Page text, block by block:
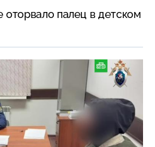
оторвало палец в детском